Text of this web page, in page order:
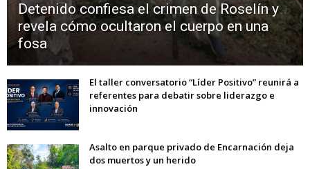
Detenido confiesa el crimen de Roselín y
revela cómo ocultaron el cuerpo en una
fosa
El taller conversatorio “Líder Positivo” reunirá a
referentes para debatir sobre liderazgo e
innovación
Asalto en parque privado de Encarnación deja
dos muertos y un herido